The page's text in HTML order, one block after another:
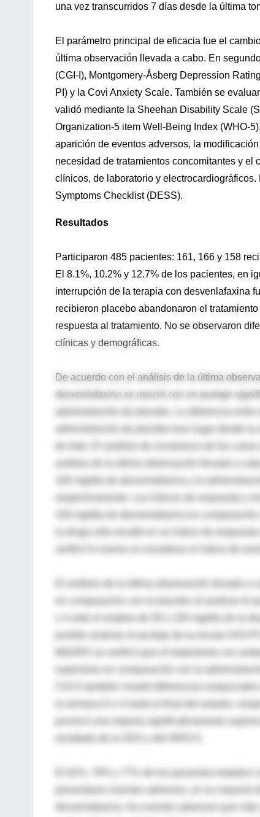
una vez transcurridos 7 días desde la última
El parámetro principal de eficacia fue el
última observación llevada a cabo. En
(CGI-I), Montgomery-Åsberg Depression
PI) y la Covi Anxiety Scale. También se
validó mediante la Sheehan Disability Scale
Organization-5 item Well-Being Index (WHO-
aparición de eventos adversos, la
necesidad de tratamientos concomitantes y el
clínicos, de laboratorio y
Symptoms Checklist (DESS).
Resultados
Participaron 485 pacientes: 161, 166 y 158
El 8.1%, 10.2% y 12.7% de los pacientes, en
interrupción de la terapia con desvenlafaxina
recibieron placebo abandonaron el
respuesta al tratamiento. No se observaron
clínicas y demográficas.
De acuerdo con el análisis de la última
desvenlafaxina se asoció con un puntaje
administración de placebo. La diferencia
administración de placebo tuvo lugar desde
análisis de la última observación llevada a
100 mg/día de desvenlafaxina y la
respectivamente. Los índices de respuesta y
100 mg/día de desvenlafaxina en
la droga sólo resultó en un índice de
verificó lo mismo al considerar el índice de
El análisis de la última observación llevada a
en comparación con el placebo al analizar el
o 4 ante el empleo de 50 o 100 mg/día de la
posible analizar el puntaje de la escala VAS-
MADRS se verificó que el tratamiento con
superiores en comparación con la
provocó una mejoría significativamente
El 62%, 78% y 77% de los pacientes tratados
presentaron eventos adversos, en su
desvenlafaxina, los eventos adversos que